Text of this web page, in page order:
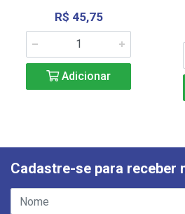
R$ 45,75
Adicionar
Cadastre-se para receber